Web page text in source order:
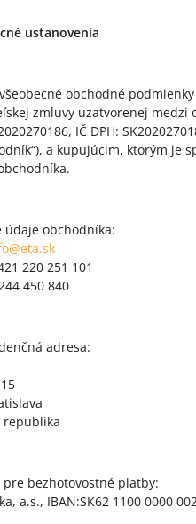
ustanovenia
obchodné
zmluvy uzatvorenej medzi
IČ DPH:
a kupujúcim, ktorým je
údaje obchodníka:
220 251 101
450 840
adresa:
republika
pre bezhotovostné platby:
a.s., IBAN:SK62 1100 0000